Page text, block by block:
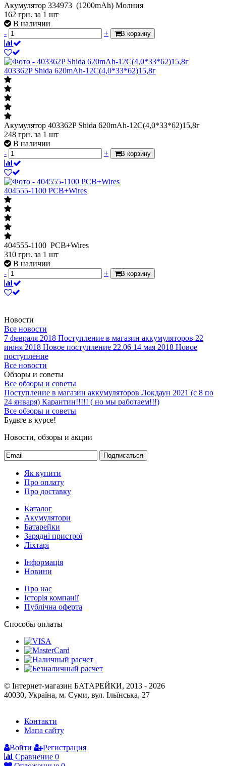
Акумулятор 334973 (1200mAh) Молния
162 грн. за 1 шт
В наличии
-
+ В корзину
403362P Shida 620mAh-12C(4,0*33*62)15,8г
Акумулятор 403362P Shida 620mAh-12C(4,0*33*62)15,8г
248 грн. за 1 шт
В наличии
-
+ В корзину
404555-1100 PCB+Wires
404555-1100 PCB+Wires
310 грн. за 1 шт
В наличии
-
+ В корзину
Новости
Все новости
7 февраля 2018 Поступление в магазин аккумуляторов 22
июня 2018 Новое поступление 22.06 14 мая 2018 Новое
поступление
Все новости
Обзоры и советы
Все обзоры и советы
Поступление в магазин аккумуляторов Локдаун 2021 (с 8 по
24 января) Карантин!!!!! ( но мы работаем!!!)
Все обзоры и советы
Будьте в курсе!
Новости, обзоры и акции
Подписаться
Як купити
Про оплату
Про доставку
Каталог
Акумулятори
Батарейки
Зарядні пристрої
Ліхтарі
Інформація
Новини
Про нас
Історія компанії
Публічна оферта
Способы оплаты
© Інтернет-магазин БАТАРЕЙКИ, 2013 - 2026
40030, Україна, м. Суми, вул. Ільїнська, 27
Контакти
Мапа сайту
Войти
Регистрация
Сравнение 0